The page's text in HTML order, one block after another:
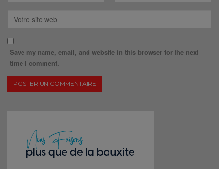
Save my name, email, and website in this browser for the next
time I comment.